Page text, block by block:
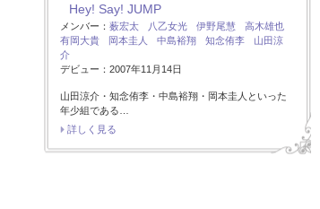
Hey! Say! JUMP
メンバー： 薮宏太 八乙女光 伊野尾慧
高木雄也
有岡大貴
岡本圭人 中島裕翔 知念侑李
山田涼
介
デビュー：2007年11月14日
山田涼介・知念侑李・中島裕翔・岡本圭人といった
年少組である…
詳しく見る